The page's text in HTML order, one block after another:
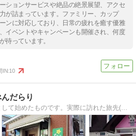
ションサービスや絶品の絶景展望、アクセ
が詰まっています。ファミリー、カップ
ンに対応しており、日常の疲れを癒す優雅
イベントやキャンペーンも開催され、何度
待っています。
IN:10
だらり
このブログは備忘録として始めたものです。実際に訪れた旅先(旅館やホテル)と、食の記録を綴っています。ほんのちょっとでも皆様のお役に立てれば幸いと思い、少しずつ発信しています。